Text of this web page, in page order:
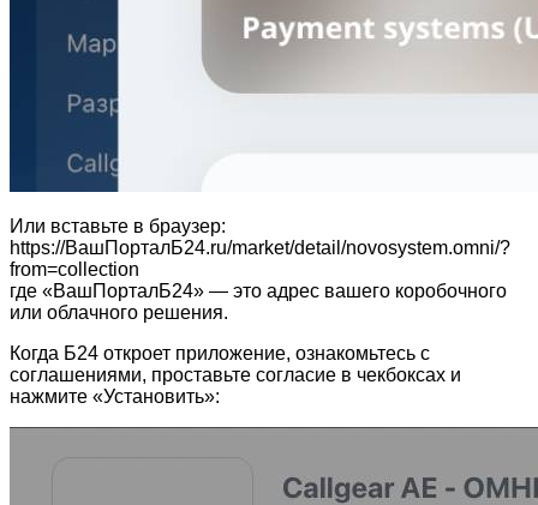
Или вставьте в браузер:
https://ВашПорталБ24.ru/market/detail/novosystem.omni/?
from=collection
где «ВашПорталБ24» — это адрес вашего коробочного
или облачного решения.
Когда Б24 откроет приложение, ознакомьтесь с
соглашениями, проставьте согласие в чекбоксах и
нажмите «Установить»: